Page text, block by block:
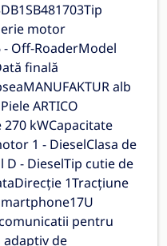
motor
- Off-RoaderModel
finală
alb
ARTICO
kWCapacitate
1 - DieselClasa de
D - DieselTip cutie de
1Tracțiune
pentru
adaptiv de